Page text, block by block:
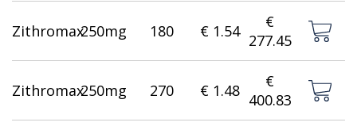
Zithromax250mg 180 € 1.54
€
277.45
Zithromax250mg 270 € 1.48
€
400.83